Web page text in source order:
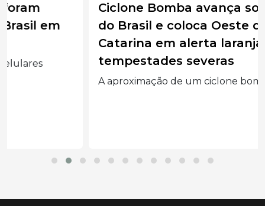
Ciclone Bomba avança sobre o Sul
do Brasil e coloca Oeste de Santa
Catarina em alerta laranja para
tempestades severas
A aproximação de um ciclone bomba e de uma...